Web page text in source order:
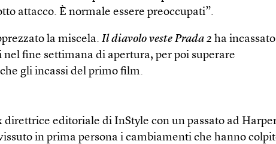
attacco. È normale essere preoccupati”.
la miscela.Il diavolo veste Prada 2 ha
fine settimana di apertura, per poi superare
gli incassi del primo film.
direttrice editoriale di InStyle con un passato ad
in prima persona i cambiamenti che hanno